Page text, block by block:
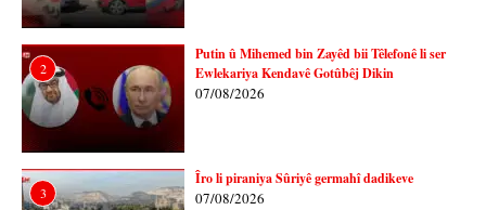
2
Putin û Mihemed bin Zayêd bii Têlefonê li ser
Ewlekariya Kendavê Gotûbêj Dikin
07/08/2026
3
Îro li piraniya Sûriyê germahî dadikeve
07/08/2026